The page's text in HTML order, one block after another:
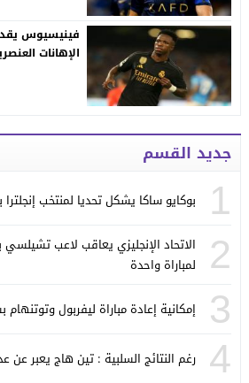
فينيسيوس
الإهانات
جديد القسم
1 بوكايو ساكا يشكل تحديا لمنتخب
2
الاتحاد الإنجليزي يعاقب لاعب تشيلسي
لمباراة واحدة
3 إمكانية إعادة مباراة ليفربول وتوتنهام
4 رغم النتائج السلبية : تين هاج يعبر